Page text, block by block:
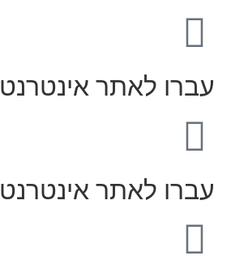
עברו לאתר אינטרנט
עברו לאתר אינטרנט